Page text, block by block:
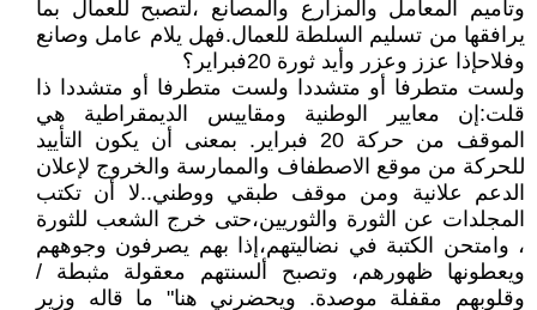
وتأميم المعامل والمزارع والمصانع ،لتصبح للعمال بما
يرافقها من تسليم السلطة للعمال.فهل يلام عامل وصانع
وفلاحإذا عزز وعزر وأيد ثورة 20فبراير؟
ولست متطرفا أو متشددا ولست متطرفا أو متشددا ذا
قلت:إن معايير الوطنية ومقاييس الديمقراطية هي
الموقف من حركة 20 فبراير. بمعنى أن يكون التأييد
للحركة من موقع الاصطفاف والممارسة والخروج لإعلان
الدعم علانية ومن موقف طبقي ووطني..لا أن تكتب
المجلدات عن الثورة والثوريين،حتى خرج الشعب للثورة
، وامتحن الكتبة في نضاليتهم،إذا بهم يصرفون وجوههم
ويعطونها ظهورهم، وتصبح ألسنتهم معقولة مثبطة /
وقلوبهم مقفلة موصدة. ويحضرني هنا" ما قاله وزير